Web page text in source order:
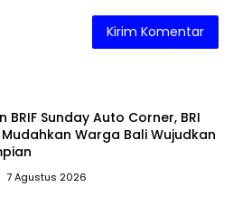
BRIF Sunday Auto Corner, BRI
Warga Bali Wujudkan
7 Agustus 2026